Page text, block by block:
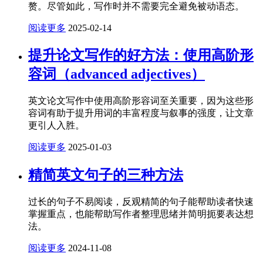
赘。尽管如此，写作时并不需要完全避免被动语态。
阅读更多 2025-02-14
提升论文写作的好方法：使用高阶形
容词（advanced adjectives）
英文论文写作中使用高阶形容词至关重要，因为这些形
容词有助于提升用词的丰富程度与叙事的强度，让文章
更引人入胜。
阅读更多 2025-01-03
精简英文句子的三种方法
过长的句子不易阅读，反观精简的句子能帮助读者快速
掌握重点，也能帮助写作者整理思绪并简明扼要表达想
法。
阅读更多 2024-11-08